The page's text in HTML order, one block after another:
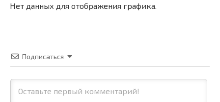
Нет данных для отображения графика.
Подписаться